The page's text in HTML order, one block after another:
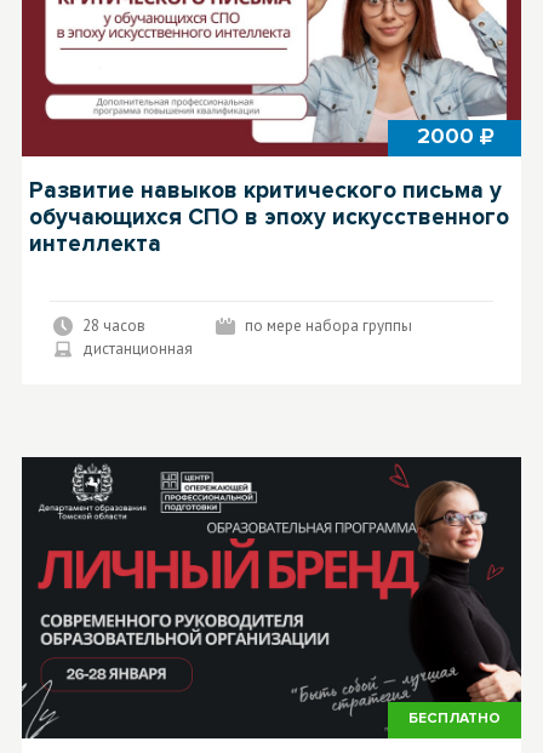
2000
Развитие навыков критического письма у
обучающихся СПО в эпоху искусственного
интеллекта
28 часов
по мере набора группы
дистанционная
БЕСПЛАТНО